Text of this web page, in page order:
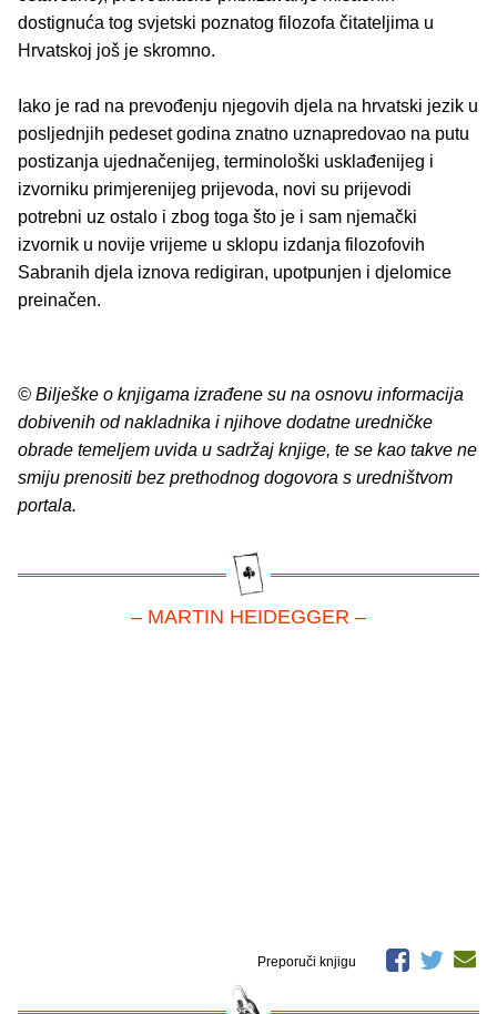
dostignuća tog svjetski poznatog filozofa čitateljima u
Hrvatskoj još je skromno.
Iako je rad na prevođenju njegovih djela na hrvatski jezik u
posljednjih pedeset godina znatno uznapredovao na putu
postizanja ujednačenijeg, terminološki usklađenijeg i
izvorniku primjerenijeg prijevoda, novi su prijevodi
potrebni uz ostalo i zbog toga što je i sam njemački
izvornik u novije vrijeme u sklopu izdanja filozofovih
Sabranih djela iznova redigiran, upotpunjen i djelomice
preinačen.
© Bilješke o knjigama izrađene su na osnovu informacija
dobivenih od nakladnika i njihove dodatne uredničke
obrade temeljem uvida u sadržaj knjige, te se kao takve ne
smiju prenositi bez prethodnog dogovora s uredništvom
portala.
– MARTIN HEIDEGGER –
Preporuči knjigu